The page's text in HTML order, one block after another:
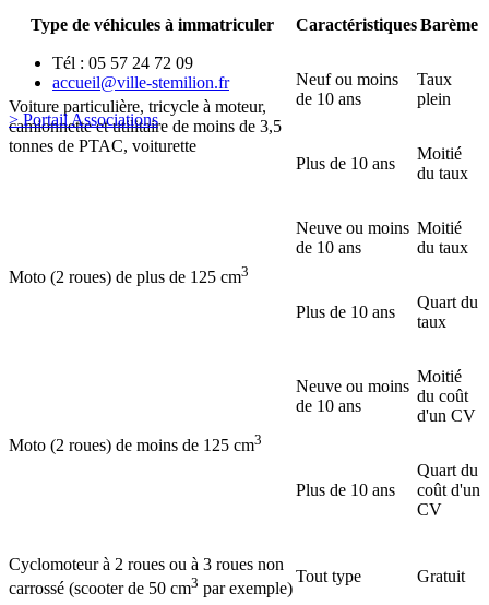
Type de véhicules à immatriculer
CaractéristiquesBarème
Voiture particulière, tricycle à moteur,
camionnette et utilitaire de moins de 3,5
tonnes de PTAC, voiturette
Neuf ou moins
de 10 ans
Taux
plein
Plus de 10 ans
Moitié
du taux
Moto (2 roues) de plus de 125 cm3
Neuve ou moins
de 10 ans
Moitié
du taux
Plus de 10 ans
Quart du
taux
Moto (2 roues) de moins de 125 cm3
Neuve ou moins
de 10 ans
Moitié
du coût
d'un CV
Plus de 10 ans
Quart du
coût d'un
CV
Cyclomoteur à 2 roues ou à 3 roues non
carrossé (scooter de 50 cm3 par exemple)
Tout type Gratuit
Tél : 05 57 24 72 09
accueil@ville-stemilion.fr
> Portail Associations